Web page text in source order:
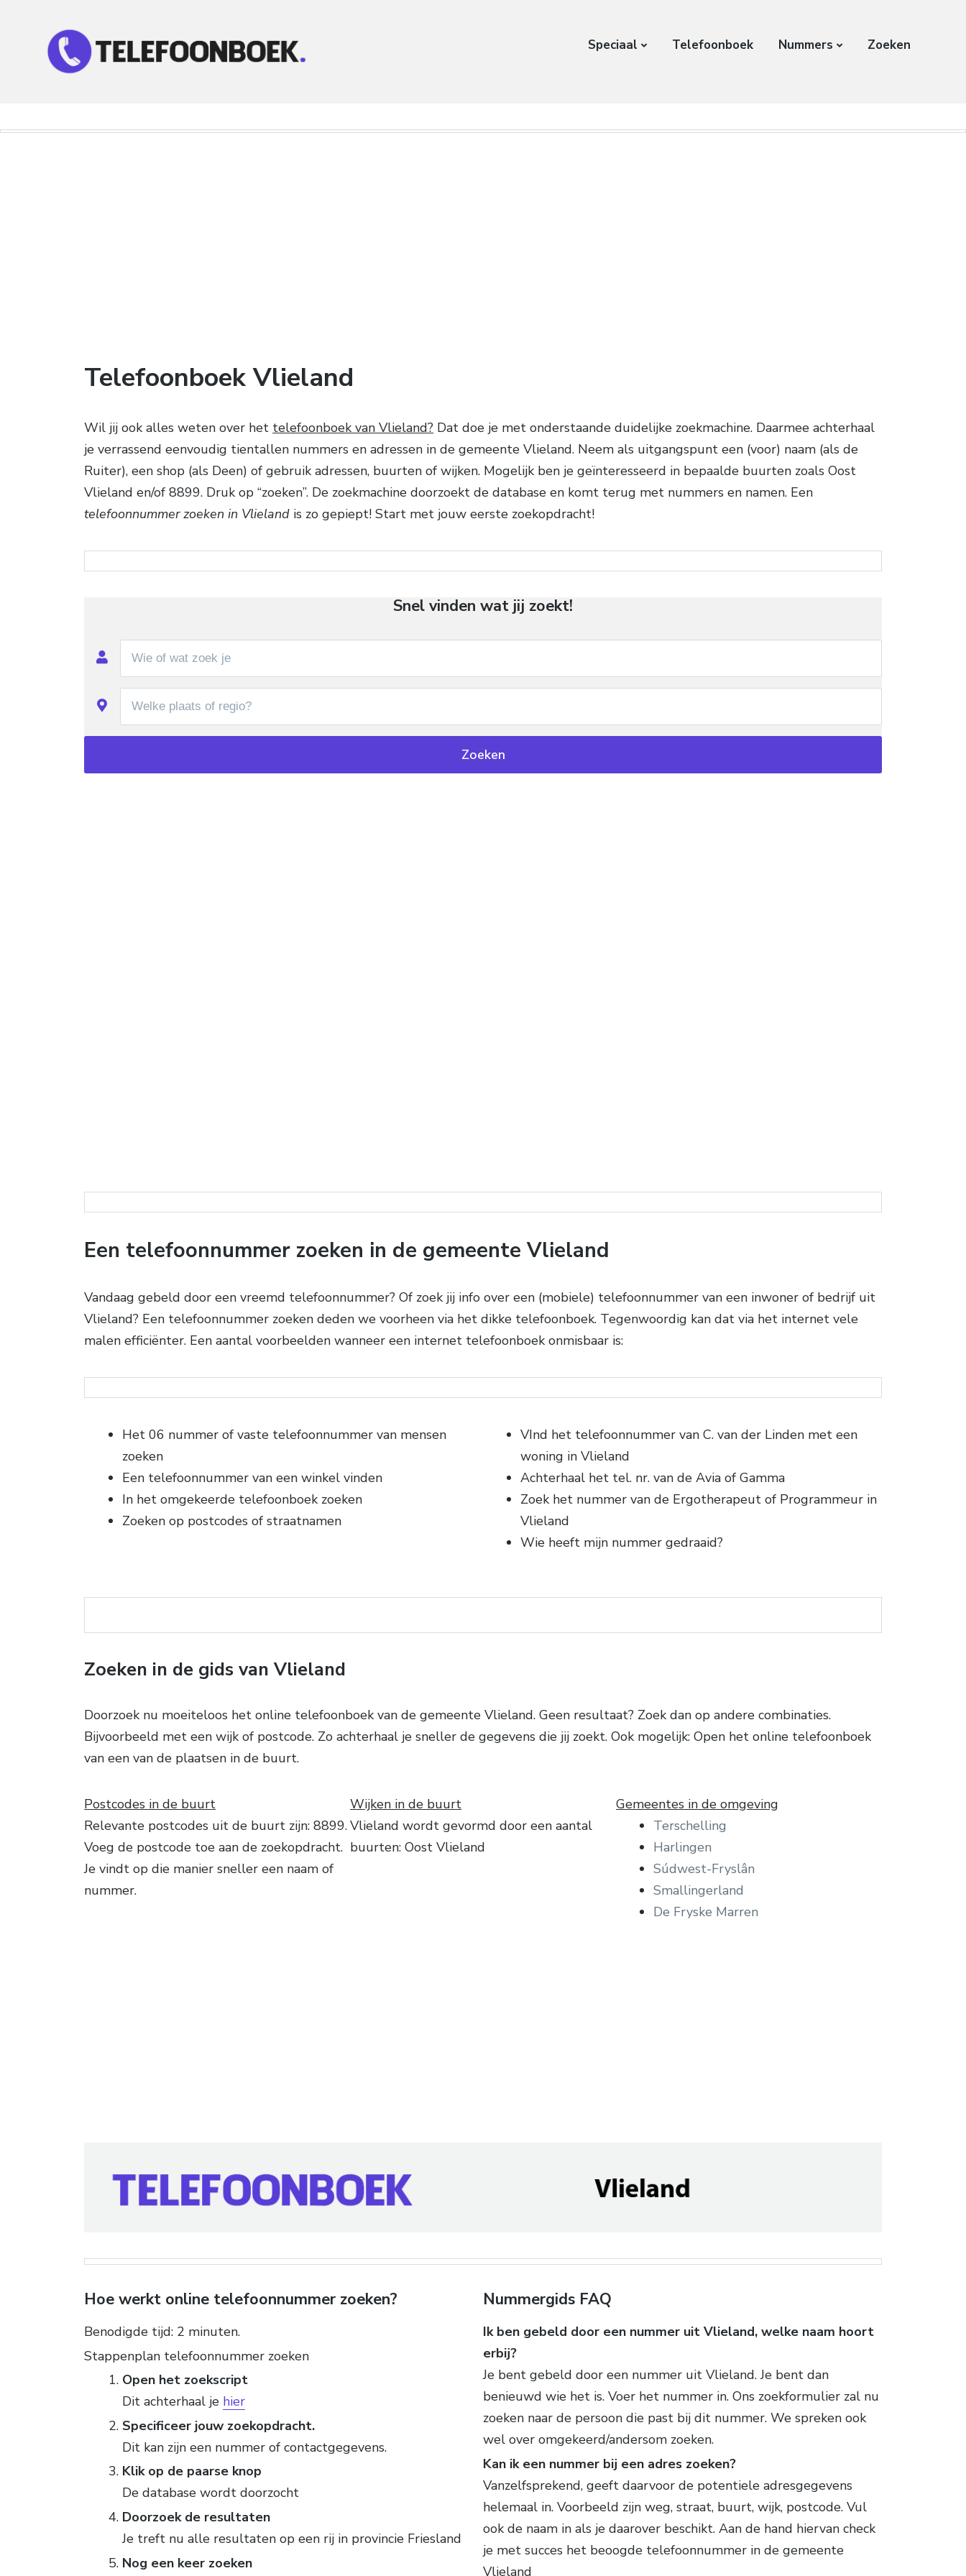
Speciaal Telefoonboek Nummers Zoeken
Telefoonboek Vlieland
Wil jij ook alles weten over het telefoonboek van Vlieland? Dat doe je met onderstaande duidelijke zoekmachine. Daarmee achterhaal
je verrassend eenvoudig tientallen nummers en adressen in de gemeente Vlieland. Neem als uitgangspunt een (voor) naam (als de
Ruiter), een shop (als Deen) of gebruik adressen, buurten of wijken. Mogelijk ben je geïnteresseerd in bepaalde buurten zoals Oost
Vlieland en/of 8899. Druk op “zoeken”. De zoekmachine doorzoekt de database en komt terug met nummers en namen. Een
telefoonnummer zoeken in Vlieland is zo gepiept! Start met jouw eerste zoekopdracht!
Snel vinden wat jij zoekt!
Een telefoonnummer zoeken in de gemeente Vlieland
Vandaag gebeld door een vreemd telefoonnummer? Of zoek jij info over een (mobiele) telefoonnummer van een inwoner of bedrijf uit
Vlieland? Een telefoonnummer zoeken deden we voorheen via het dikke telefoonboek. Tegenwoordig kan dat via het internet vele
malen efficiënter. Een aantal voorbeelden wanneer een internet telefoonboek onmisbaar is:
Het 06 nummer of vaste telefoonnummer van mensen
zoeken
Een telefoonnummer van een winkel vinden
In het omgekeerde telefoonboek zoeken
Zoeken op postcodes of straatnamen
VInd het telefoonnummer van C. van der Linden met een
woning in Vlieland
Achterhaal het tel. nr. van de Avia of Gamma
Zoek het nummer van de Ergotherapeut of Programmeur in
Vlieland
Wie heeft mijn nummer gedraaid?
Zoeken in de gids van Vlieland
Doorzoek nu moeiteloos het online telefoonboek van de gemeente Vlieland. Geen resultaat? Zoek dan op andere combinaties.
Bijvoorbeeld met een wijk of postcode. Zo achterhaal je sneller de gegevens die jij zoekt. Ook mogelijk: Open het online telefoonboek
van een van de plaatsen in de buurt.
Postcodes in de buurt
Relevante postcodes uit de buurt zijn: 8899.
Voeg de postcode toe aan de zoekopdracht.
Je vindt op die manier sneller een naam of
nummer.
Wijken in de buurt
Vlieland wordt gevormd door een aantal
buurten: Oost Vlieland
Gemeentes in de omgeving
Terschelling
Harlingen
Súdwest-Fryslân
Smallingerland
De Fryske Marren
Hoe werkt online telefoonnummer zoeken?
Benodigde tijd: 2 minuten.
Stappenplan telefoonnummer zoeken
Open het zoekscript
Dit achterhaal je hier
Specificeer jouw zoekopdracht.
Dit kan zijn een nummer of contactgegevens.
Klik op de paarse knop
De database wordt doorzocht
Doorzoek de resultaten
Je treft nu alle resultaten op een rij in provincie Friesland
Nog een keer zoeken
Nummergids FAQ
Ik ben gebeld door een nummer uit Vlieland, welke naam hoort
erbij?
Je bent gebeld door een nummer uit Vlieland. Je bent dan
benieuwd wie het is. Voer het nummer in. Ons zoekformulier zal nu
zoeken naar de persoon die past bij dit nummer. We spreken ook
wel over omgekeerd/andersom zoeken.
Kan ik een nummer bij een adres zoeken?
Vanzelfsprekend, geeft daarvoor de potentiele adresgegevens
helemaal in. Voorbeeld zijn weg, straat, buurt, wijk, postcode. Vul
ook de naam in als je daarover beschikt. Aan de hand hiervan check
je met succes het beoogde telefoonnummer in de gemeente
Vlieland